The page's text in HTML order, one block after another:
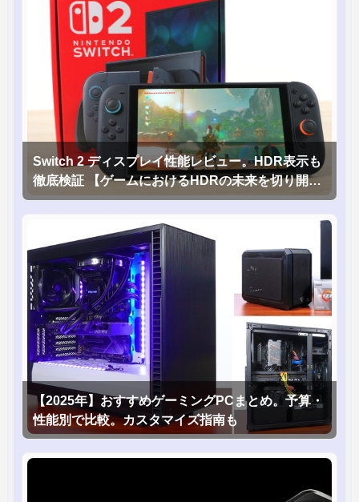
Switch 2 ディスプレイ性能レビュー。HDR表示も
徹底検証 【ゲームにおけるHDRの未来を切り開く
1台！】
【2025年】おすすめゲーミングPCまとめ。予算・
性能別で比較。カスタマイズ指南も